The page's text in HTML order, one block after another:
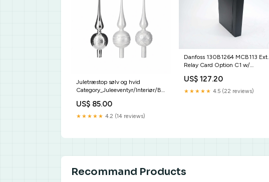
Juletræstop sølv og hvid
Category_Juleeventyr/Interiør/Blomster
US$ 85.00
★★★★★ 4.2 (14 reviews)
Danfoss 130B1264 MCB113 Ext.
Relay Card Option C1 w/
US$ 127.20
★★★★★ 4.5 (22 reviews)
Recommand Products